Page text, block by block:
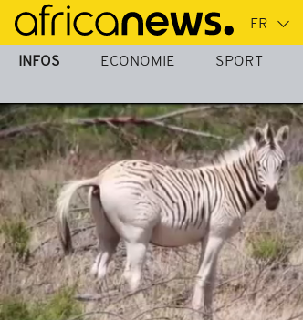
Passer
au
contenu
INFOS ECONOMIE SPORT